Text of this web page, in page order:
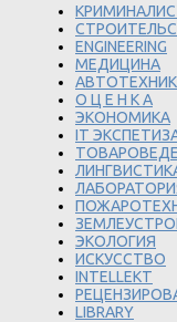
ENGINEERING
МЕДИЦИНА
О Ц Е Н К А
ЭКОНОМИКА
IT
ЭКОЛОГИЯ
ИСКУССТВО
INTELLEKT
LIBRARY